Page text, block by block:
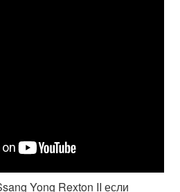
Yong Rexton II если